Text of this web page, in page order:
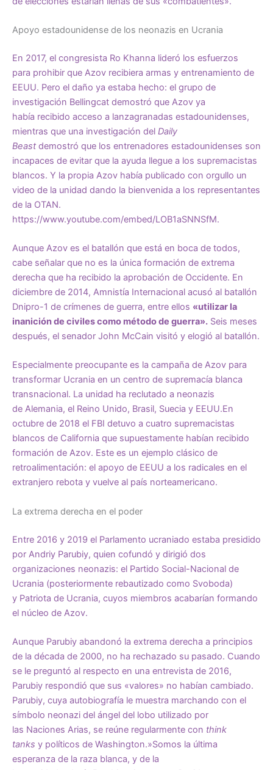
Apoyo estadounidense de los neonazis en Ucrania
En 2017, el congresista Ro Khanna lideró los esfuerzos
para prohibir que Azov recibiera armas y entrenamiento de
EEUU. Pero el daño ya estaba hecho: el grupo de
investigación Bellingcat demostró que Azov ya
había recibido acceso a lanzagranadas estadounidenses,
mientras que una investigación del Daily
Beastdemostró que los entrenadores estadounidenses son
incapaces de evitar que la ayuda llegue a los supremacistas
blancos. Y la propia Azov había publicado con orgullo un
video de la unidad dando la bienvenida a los representantes
de la OTAN.
https://www.youtube.com/embed/LOB1aSNNSfM.
Aunque Azov es el batallón que está en boca de todos,
cabe señalar que no es la única formación de extrema
derecha que ha recibido la aprobación de Occidente. En
diciembre de 2014, Amnistía Internacional acusó al batallón
Dnipro-1 de crímenes de guerra, entre ellos «utilizar la
inanición de civiles como método de guerra». Seis meses
después, el senador John McCain visitó y elogió al batallón.
Especialmente preocupante es la campaña de Azov para
transformar Ucrania en un centro de supremacía blanca
transnacional. La unidad ha reclutado a neonazis
de Alemania, el Reino Unido, Brasil, Suecia y EEUU.En
octubre de 2018 el FBI detuvo a cuatro supremacistas
blancos de California que supuestamente habían recibido
formación de Azov. Este es un ejemplo clásico de
retroalimentación: el apoyo de EEUU a los radicales en el
extranjero rebota y vuelve al país norteamericano.
La extrema derecha en el poder
Entre 2016 y 2019 el Parlamento ucraniado estaba presidido
por Andriy Parubiy, quien cofundó y dirigió dos
organizaciones neonazis: el Partido Social-Nacional de
Ucrania (posteriormente rebautizado como Svoboda)
y Patriota de Ucrania, cuyos miembros acabarían formando
el núcleo de Azov.
Aunque Parubiy abandonó la extrema derecha a principios
de la década de 2000, no ha rechazado su pasado. Cuando
se le preguntó al respecto en una entrevista de 2016,
Parubiy respondió que sus «valores» no habían cambiado.
Parubiy, cuya autobiografía le muestra marchando con el
símbolo neonazi del ángel del lobo utilizado por
las Naciones Arias, se reúne regularmente con think
tanks y políticos de Washington.»Somos la última
esperanza de la raza blanca, y de la